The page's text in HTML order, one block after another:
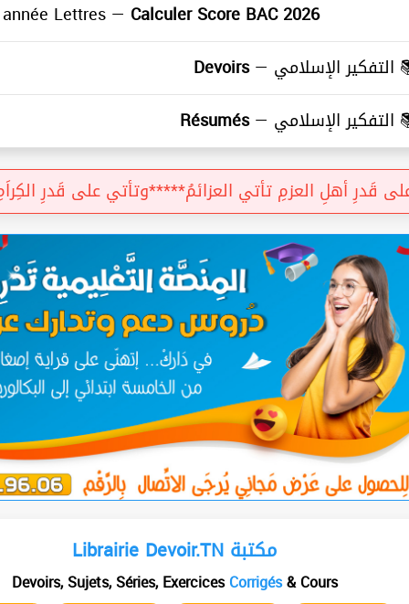
Lettres — Calculer Score BAC 2026
التفكير الإسلامي —Devoirs
التفكير الإسلامي —Résumés
قَدرِ أهلِ العزمِ تأتي العزائمُ*****وتأتي على قَدرِ
Librairie Devoir.TN مكتبة
Devoirs, Sujets, Séries, ExercicesCorrigés& Cours